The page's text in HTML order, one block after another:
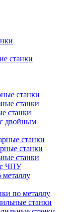
станки
станки
станки
станки
двойным
станки
станки
станки
с ЧПУ
металлу
по металлу
станки